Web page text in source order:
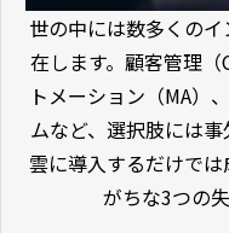
世の中には数多くの
在します。顧客管理（
トメーション（MA）
ムなど、選択肢には
雲に導入するだけで
がちな3つの